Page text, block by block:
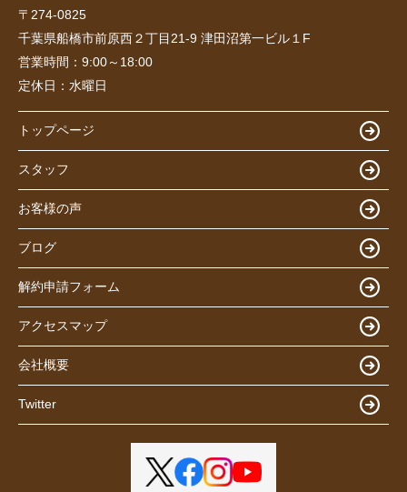
〒274-0825
千葉県船橋市前原西２丁目21-9 津田沼第一ビル１F
営業時間： 9:00～18:00
定休日： 水曜日
トップページ
スタッフ
お客様の声
ブログ
解約申請フォーム
アクセスマップ
会社概要
Twitter